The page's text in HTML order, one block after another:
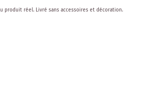
produit réel. Livré sans accessoires et décoration.